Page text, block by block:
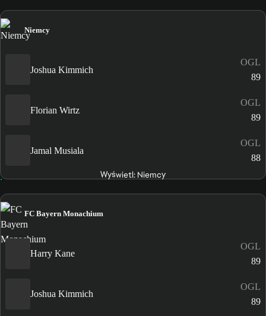
Niemcy
Joshua Kimmich
OGL
89
Florian Wirtz
OGL
89
Jamal Musiala
OGL
88
Wyświetl: Niemcy
FC Bayern Monachium
Harry Kane
OGL
89
Joshua Kimmich
OGL
89